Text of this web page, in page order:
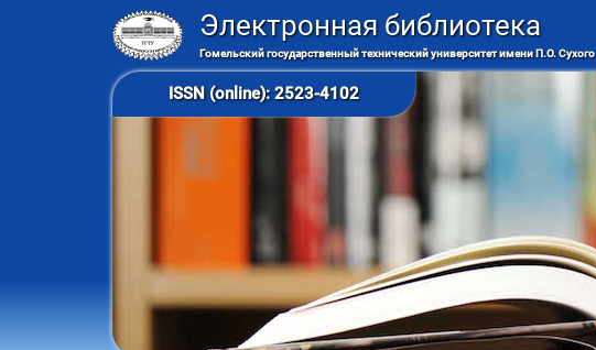
Электронная библиотека
Гомельский государственный технический университет имени П.О. Сухого
ISSN (online): 2523-4102